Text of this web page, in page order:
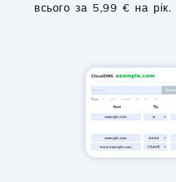
всього за 5,99 € на рік.